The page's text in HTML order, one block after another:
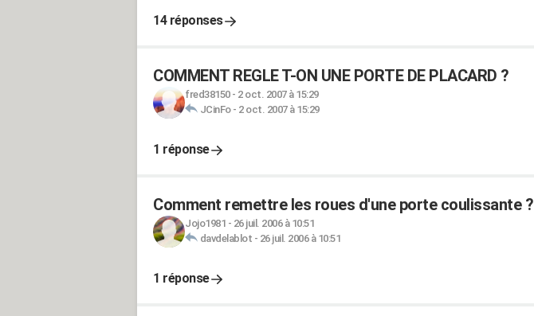
14 réponses
COMMENT REGLE T-ON UNE PORTE DE PLACARD ?
fred38150- 2 oct. 2007 à 15:29
JCinFo- 2 oct. 2007 à 15:29
1 réponse
Comment remettre les roues d'une porte coulissante ?
Jojo1981 - 26 juil. 2006 à 10:51
davdelablot - 26 juil. 2006 à 10:51
1 réponse